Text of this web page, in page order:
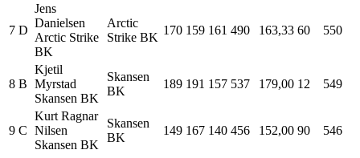
7 D
Jens
Danielsen
Arctic Strike
BK
Arctic
Strike BK
170 159 161 490 163,33 60 550
8 B
Kjetil
Myrstad
Skansen BK
Skansen
BK
189 191 157 537 179,00 12 549
9 C
Kurt Ragnar
Nilsen
Skansen BK
Skansen
BK
149 167 140 456 152,00 90 546